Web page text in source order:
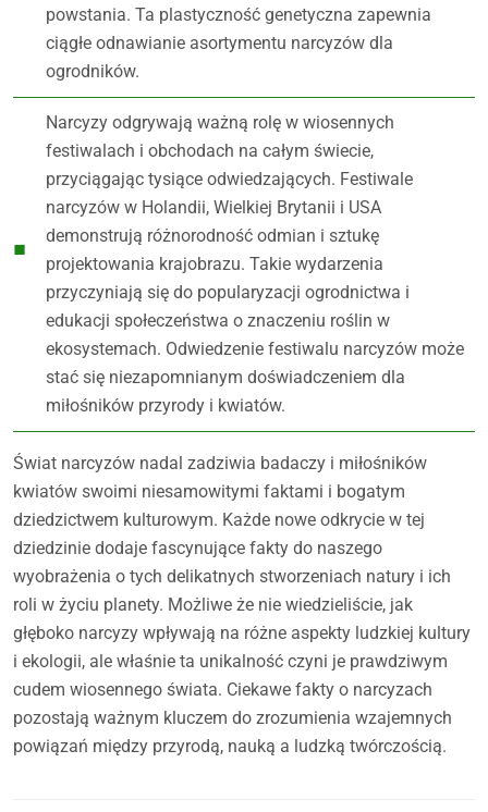
powstania. Ta plastyczność genetyczna zapewnia
ciągłe odnawianie asortymentu narcyzów dla
ogrodników.
Narcyzy odgrywają ważną rolę w wiosennych
festiwalach i obchodach na całym świecie,
przyciągając tysiące odwiedzających. Festiwale
narcyzów w Holandii, Wielkiej Brytanii i USA
demonstrują różnorodność odmian i sztukę
projektowania krajobrazu. Takie wydarzenia
przyczyniają się do popularyzacji ogrodnictwa i
edukacji społeczeństwa o znaczeniu roślin w
ekosystemach. Odwiedzenie festiwalu narcyzów może
stać się niezapomnianym doświadczeniem dla
miłośników przyrody i kwiatów.
Świat narcyzów nadal zadziwia badaczy i miłośników
kwiatów swoimi niesamowitymi faktami i bogatym
dziedzictwem kulturowym. Każde nowe odkrycie w tej
dziedzinie dodaje fascynujące fakty do naszego
wyobrażenia o tych delikatnych stworzeniach natury i ich
roli w życiu planety. Możliwe że nie wiedzieliście, jak
głęboko narcyzy wpływają na różne aspekty ludzkiej kultury
i ekologii, ale właśnie ta unikalność czyni je prawdziwym
cudem wiosennego świata. Ciekawe fakty o narcyzach
pozostają ważnym kluczem do zrozumienia wzajemnych
powiązań między przyrodą, nauką a ludzką twórczością.